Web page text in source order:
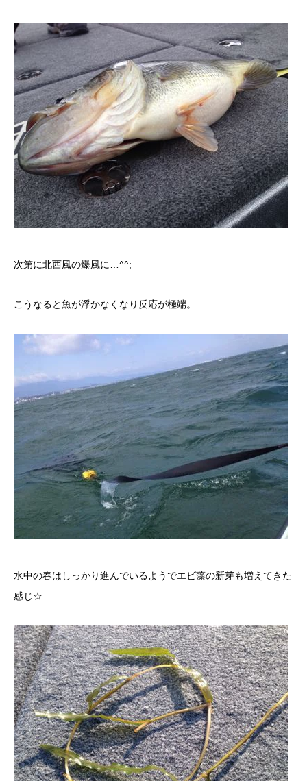
次第に北西風の爆風に…^^;
こうなると魚が浮かなくなり反応が極端。
水中の春はしっかり進んでいるようでエビ藻の新芽も増えてきた
感じ☆